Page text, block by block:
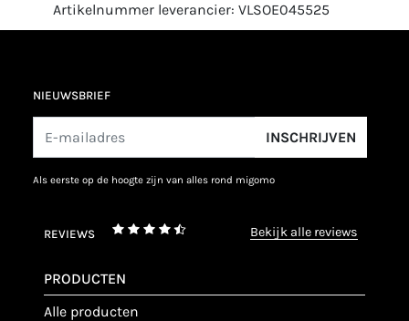
Artikelnummer leverancier: VLSOE045525
NIEUWSBRIEF
INSCHRIJVEN
als eerste op de hoogte zijn van alles rond migomo
REVIEWS bekijk alle reviews
PRODUCTEN
alle producten